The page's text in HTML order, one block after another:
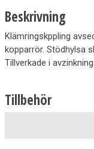
Beskrivning
Klämringskppling
kopparrör. Stödhylsa
Tillverkade i
Tillbehör